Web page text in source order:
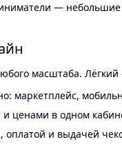
—
масштаба.
маркетплейс,
ценами в одном
оплатой и выдачей